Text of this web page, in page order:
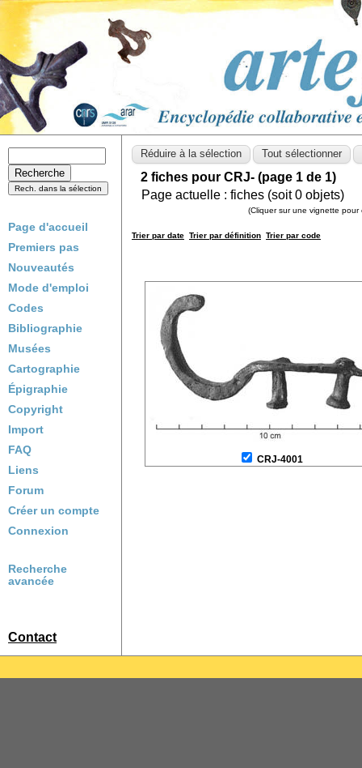
Page d'accueil
Premiers pas
Nouveautés
Mode d'emploi
Codes
Bibliographie
Musées
Cartographie
Épigraphie
Copyright
Import
FAQ
Liens
Forum
Créer un compte
Connexion
Recherche
avancée
Contact
2 fiches pour CRJ- (page 1 de 1)
Page actuelle : fiches (soit0 objets)
(Cliquer sur une vignette
Trier par date Trier par définition Trier par code
CRJ-4001